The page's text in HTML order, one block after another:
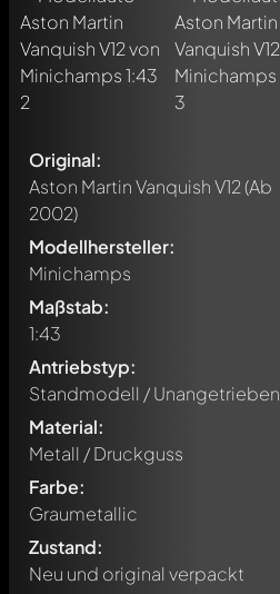
Original:
Aston Martin Vanquish V12(Ab
2002)
Modellhersteller:
Minichamps
Maßstab:
1:43
Antriebstyp:
Standmodell / Unangetrieben
Material:
Metall / Druckguss
Farbe:
Graumetallic
Zustand:
Neu und original verpackt